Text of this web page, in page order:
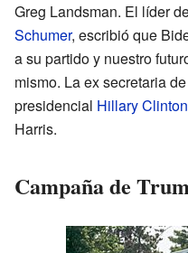
Greg Landsman. El líder
Schumer, escribió que
a su partido y nuestro
mismo. La ex secretaria
presidencial Hillary Clinton
Harris.
Campaña de